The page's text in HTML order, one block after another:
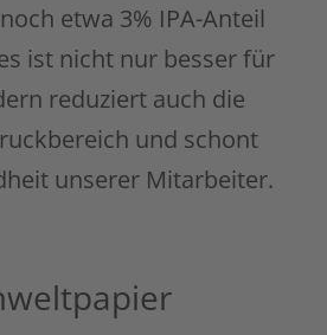
etwa 3% IPA-Anteil
ist nicht nur besser für
reduziert auch die
und schont
unserer Mitarbeiter.